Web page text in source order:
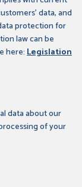
data, and
protection for
law can be
here:Legislation
data about our
of your